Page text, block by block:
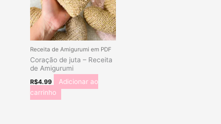
Receita de Amigurumi em PDF
Coração de juta – Receita
de Amigurumi
R$4.99
Adicionar ao
carrinho